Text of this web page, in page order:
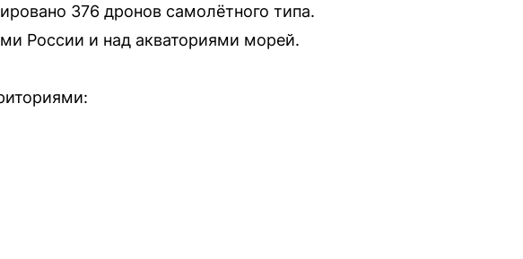
376 дронов самолётного типа.
России и над акваториями морей.